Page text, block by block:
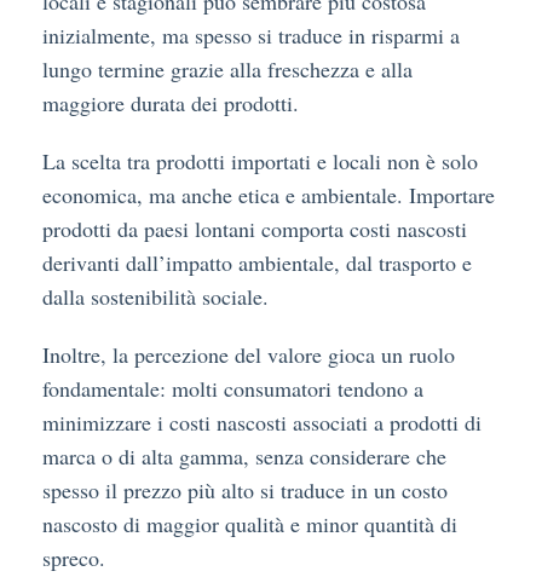
inizialmente, ma spesso si traduce in risparmi a
lungo termine grazie alla freschezza e alla
maggiore durata dei prodotti.
La scelta tra prodotti importati e locali non è solo
economica, ma anche etica e ambientale. Importare
prodotti da paesi lontani comporta costi nascosti
derivanti dall’impatto ambientale, dal trasporto e
dalla sostenibilità sociale.
Inoltre, la percezione del valore gioca un ruolo
fondamentale: molti consumatori tendono a
minimizzare i costi nascosti associati a prodotti di
marca o di alta gamma, senza considerare che
spesso il prezzo più alto si traduce in un costo
nascosto di maggior qualità e minor quantità di
spreco.